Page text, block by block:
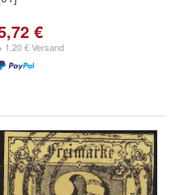
€
1,20 € Versand